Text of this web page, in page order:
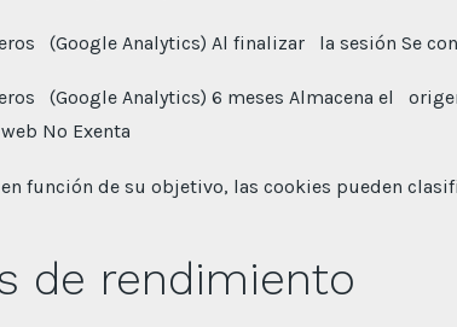
(Google Analytics) Al finalizar la sesión Se
(Google Analytics) 6 meses Almacena el
No Exenta
función de su objetivo, las cookies pueden
de rendimiento